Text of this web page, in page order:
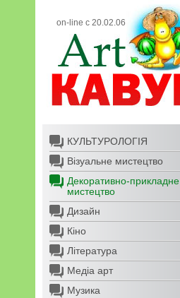
on-line с 20.02.06
КУЛЬТУРОЛОГІЯ
Візуальне мистецтво
Декоративно-прикладне
мистецтво
Дизайн
Кіно
Література
Медіа арт
Музика